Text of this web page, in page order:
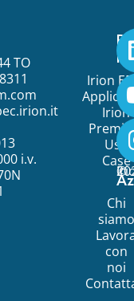
TO
i.v.
Irion
Irion
Use
Case
Chi
siamo
con
noi
©